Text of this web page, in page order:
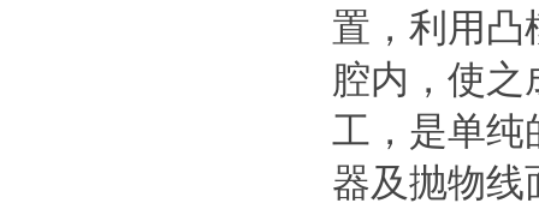
置，利用凸
腔内，使
工，是单纯
器及抛物线